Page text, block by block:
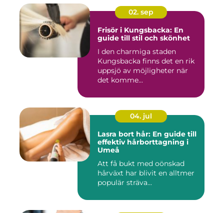
02. sep
Frisör i Kungsbacka: En
guide till stil och skönhet
I den charmiga staden
Kungsbacka finns det en rik
uppsjö av möjligheter när
det komme...
04. jul
Lasra bort hår: En guide till
effektiv hårborttagning i
Umeå
Att få bukt med oönskad
hårväxt har blivit en alltmer
populär sträva...